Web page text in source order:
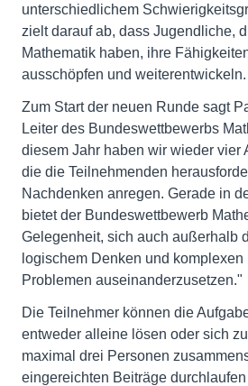
unterschiedlichem
zielt darauf ab, dass Jugendliche,
Mathematik haben, ihre
ausschöpfen und weiterentwickeln.
Zum Start der neuen Runde sagt
Leiter des Bundeswettbewerbs
diesem Jahr haben wir wieder vier
die die Teilnehmenden
Nachdenken anregen. Gerade in
bietet der Bundeswettbewerb
Gelegenheit, sich auch außerhalb
logischem Denken und
Problemen auseinanderzusetzen."
Die Teilnehmer können die
entweder alleine lösen oder sich
maximal drei Personen
eingereichten Beiträge